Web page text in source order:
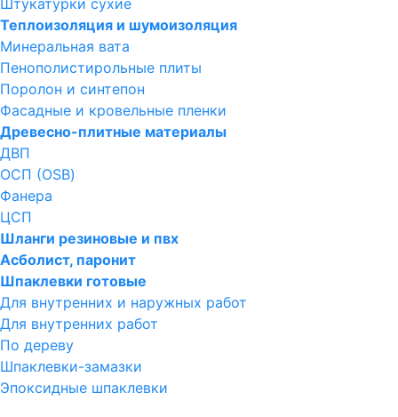
Штукатурки сухие
Теплоизоляция и шумоизоляция
Минеральная вата
Пенополистирольные плиты
Поролон и синтепон
Фасадные и кровельные пленки
Древесно-плитные материалы
ДВП
ОСП (OSB)
Фанера
ЦСП
Шланги резиновые и пвх
Асболист, паронит
Шпаклевки готовые
Для внутренних и наружных работ
Для внутренних работ
По дереву
Шпаклевки-замазки
Эпоксидные шпаклевки